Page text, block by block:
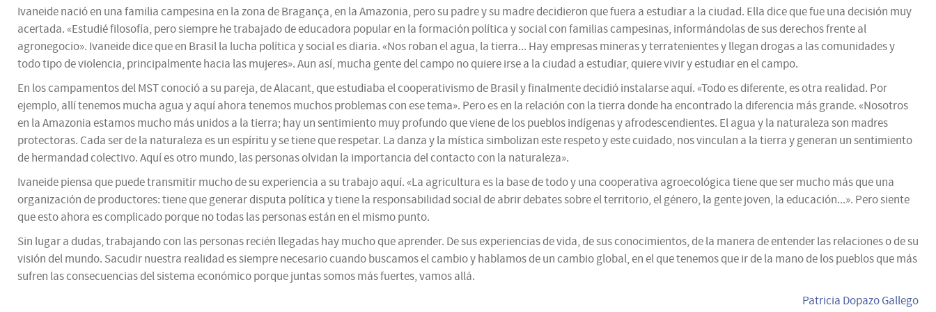
Ivaneide nació en una familia campesina en la zona de Bragança, en la Amazonia, pero su padre y su madre decidieron que fuera a estudiar a la ciudad. Ella dice que fue una decisión muy
acertada. «Estudié filosofía, pero siempre he trabajado de educadora popular en la formación política y social con familias campesinas, informándolas de sus derechos frente al
agronegocio». Ivaneide dice que en Brasil la lucha política y social es diaria. «Nos roban el agua, la tierra... Hay empresas mineras y terratenientes y llegan drogas a las comunidades y
todo tipo de violencia, principalmente hacia las mujeres». Aun así, mucha gente del campo no quiere irse a la ciudad a estudiar, quiere vivir y estudiar en el campo.
En los campamentos del MST conoció a su pareja, de Alacant, que estudiaba el cooperativismo de Brasil y finalmente decidió instalarse aquí. «Todo es diferente, es otra realidad. Por
ejemplo, allí tenemos mucha agua y aquí ahora tenemos muchos problemas con ese tema». Pero es en la relación con la tierra donde ha encontrado la diferencia más grande. «Nosotros
en la Amazonia estamos mucho más unidos a la tierra; hay un sentimiento muy profundo que viene de los pueblos indígenas y afrodescendientes. El agua y la naturaleza son madres
protectoras. Cada ser de la naturaleza es un espíritu y se tiene que respetar. La danza y la mística simbolizan este respeto y este cuidado, nos vinculan a la tierra y generan un sentimiento
de hermandad colectivo. Aquí es otro mundo, las personas olvidan la importancia del contacto con la naturaleza».
Ivaneide piensa que puede transmitir mucho de su experiencia a su trabajo aquí. «La agricultura es la base de todo y una cooperativa agroecológica tiene que ser mucho más que una
organización de productores: tiene que generar disputa política y tiene la responsabilidad social de abrir debates sobre el territorio, el género, la gente joven, la educación...». Pero siente
que esto ahora es complicado porque no todas las personas están en el mismo punto.
Sin lugar a dudas, trabajando con las personas recién llegadas hay mucho que aprender. De sus experiencias de vida, de sus conocimientos, de la manera de entender las relaciones o de su
visión del mundo. Sacudir nuestra realidad es siempre necesario cuando buscamos el cambio y hablamos de un cambio global, en el que tenemos que ir de la mano de los pueblos que más
sufren las consecuencias del sistema económico porque juntas somos más fuertes, vamos allá.
Patricia Dopazo Gallego